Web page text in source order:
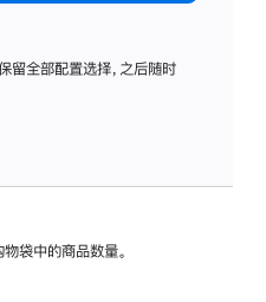
留全部配置选择，之后随时
袋中的商品数量。